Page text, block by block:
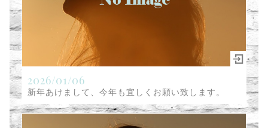
2026/01/06
新年あけまして、今年も宜しくお願い致します。